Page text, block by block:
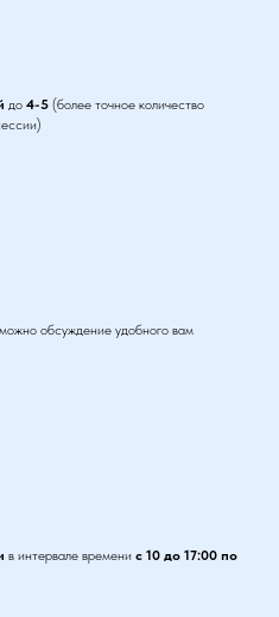
до 4-5 (более точное количество
обсуждение удобного вам
в интервале времени с 10 до 17:00 по